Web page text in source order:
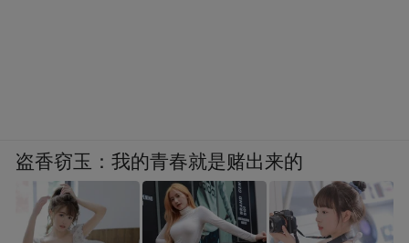
盗香窃玉：我的青春就是赌出来的